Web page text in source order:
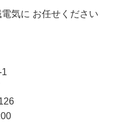
気に お任せください